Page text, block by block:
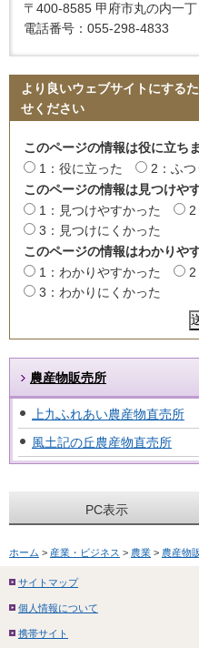
〒400-8585 甲府市丸の内一丁
電話番号：055-298-4833
より良いウェブサイトにする
せください
このページの情報は役に立ち
1：役に立った
2：ふつ
このページの情報は見つけや
1：見つけやすかった
2
3：見つけにくかった
このページの情報はわかりや
1：わかりやすかった
2
3：わかりにくかった
農産物販売所
上九ふれあい農産物直売所
風土記の丘農産物直売所
PC表示
ホーム > 産業・ビジネス > 農業 > 農産物
サイトマップ
個人情報について
携帯サイト